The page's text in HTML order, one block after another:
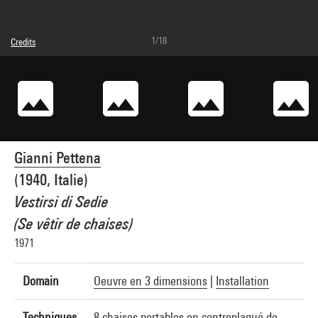
Gianni Pettena
(1940, Italie)
Vestirsi di Sedie
(Se vêtir de chaises)
1971
Domain Oeuvre en 3 dimensions Installation
Credits
Caption : Photographie- élément 14
Photo credits : Centre Pompidou, MNAM-CCI/Janeth Rodriguez-Garcia/Dist.
GrandPalaisRmn
Image reference : 4N48776
1/18